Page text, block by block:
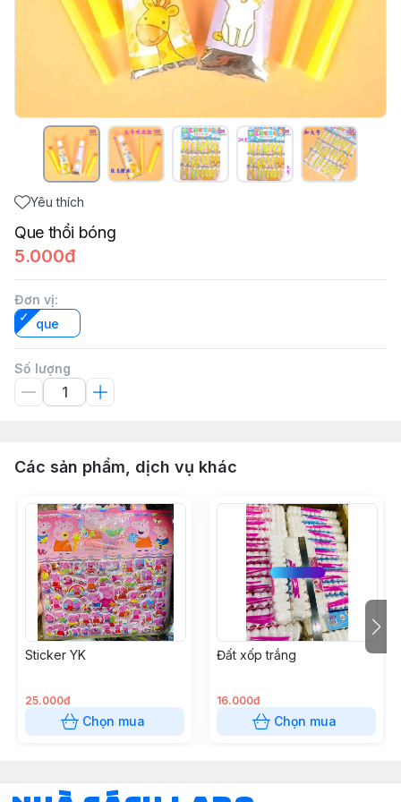
Yêu thích
Que thổi bóng
5.000đ
Đơn vị:
que
Số lượng
Các sản phẩm, dịch vụ khác
Sticker YK
25.000đ
Chọn mua
Đất xốp trắng
16.000đ
Chọn mua